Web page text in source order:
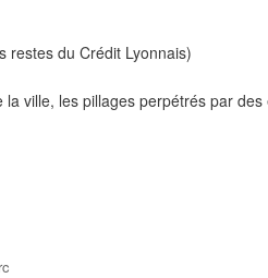
restes du Crédit Lyonnais)
la ville, les pillages perpétrés par